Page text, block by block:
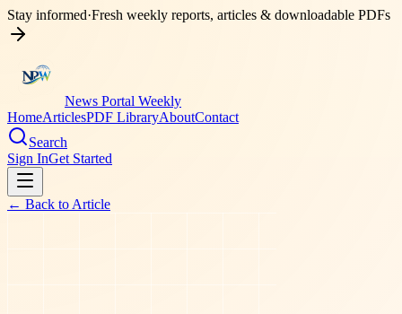
Stay informed·Fresh weekly reports, articles & downloadable PDFs
News Portal Weekly
HomeArticlesPDF LibraryAboutContact
Search
Sign InGet Started
← Back to Article